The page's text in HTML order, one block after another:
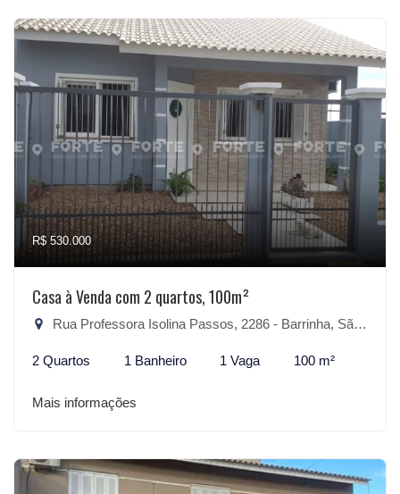
R$ 530.000
Casa à Venda com 2 quartos, 100m²
Rua Professora Isolina Passos, 2286 - Barrinha, São Lourenço do Sul-RS
2 Quartos 1 Banheiro 1 Vaga 100 m²
Mais informações